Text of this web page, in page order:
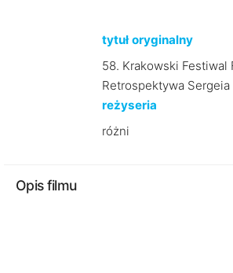
tytuł oryginalny
58. Krakowski Festiwal
Retrospektywa Sergeia
reżyseria
różni
Opis filmu